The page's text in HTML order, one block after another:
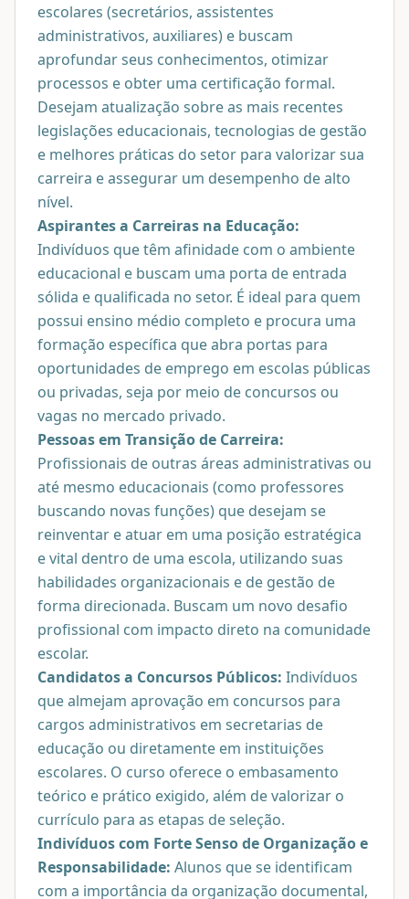
escolares (secretários, assistentes
administrativos, auxiliares) e buscam
aprofundar seus conhecimentos, otimizar
processos e obter uma certificação formal.
Desejam atualização sobre as mais recentes
legislações educacionais, tecnologias de gestão
e melhores práticas do setor para valorizar sua
carreira e assegurar um desempenho de alto
nível.
Aspirantes a Carreiras na Educação:
Indivíduos que têm afinidade com o ambiente
educacional e buscam uma porta de entrada
sólida e qualificada no setor. É ideal para quem
possui ensino médio completo e procura uma
formação específica que abra portas para
oportunidades de emprego em escolas públicas
ou privadas, seja por meio de concursos ou
vagas no mercado privado.
Pessoas em Transição de Carreira:
Profissionais de outras áreas administrativas ou
até mesmo educacionais (como professores
buscando novas funções) que desejam se
reinventar e atuar em uma posição estratégica
e vital dentro de uma escola, utilizando suas
habilidades organizacionais e de gestão de
forma direcionada. Buscam um novo desafio
profissional com impacto direto na comunidade
escolar.
Candidatos a Concursos Públicos: Indivíduos
que almejam aprovação em concursos para
cargos administrativos em secretarias de
educação ou diretamente em instituições
escolares. O curso oferece o embasamento
teórico e prático exigido, além de valorizar o
currículo para as etapas de seleção.
Indivíduos com Forte Senso de Organização e
Responsabilidade: Alunos que se identificam
com a importância da organização documental,